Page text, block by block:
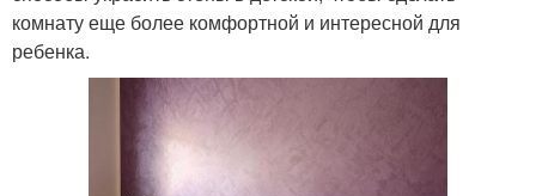
комнату еще более комфортной и интересной для
ребенка.